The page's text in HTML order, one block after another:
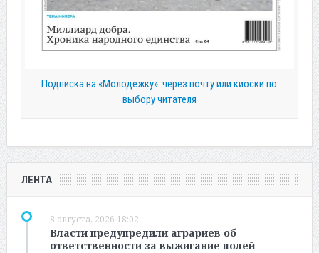
Подписка на «Молодежку»: через почту или киоски по
выбору читателя
ЛЕНТА
8 августа, 2026 18:02
Власти предупредили аграриев об
ответственности за выжигание полей